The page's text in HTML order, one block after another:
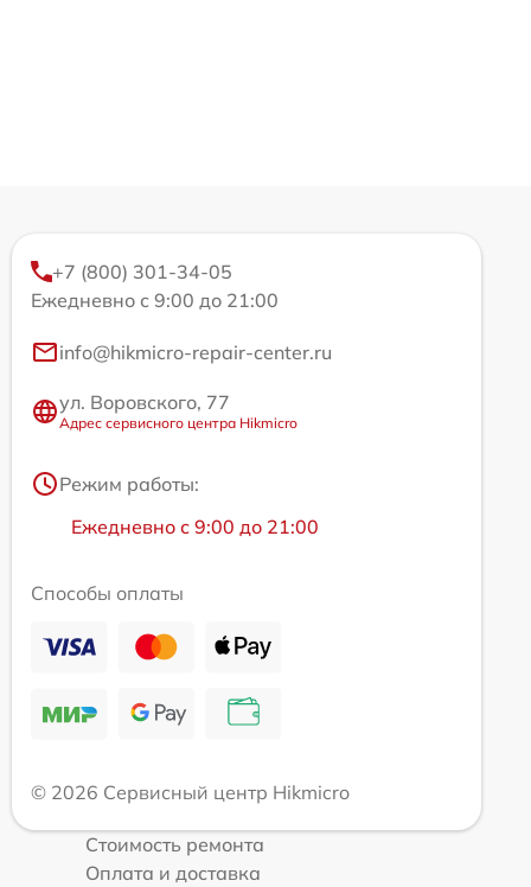
+7 (800) 301-34-05
Ежедневно с 9:00 до 21:00
info@hikmicro-repair-center.ru
ул. Воровского, 77
Адрес сервисного центра Hikmicro
Режим работы:
Ежедневно с 9:00 до 21:00
Способы оплаты
© 2026 Сервисный центр Hikmicro
Стоимость ремонта
Оплата и доставка